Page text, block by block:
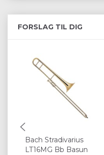
FORSLAG TIL DIG
Bach Stradivarius
LT16MG Bb Basun